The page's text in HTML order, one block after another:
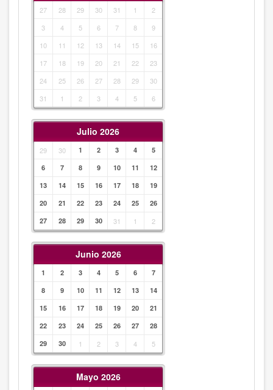
27 28 29 30 31 1
2
3
4 5 6 7 8
9
10
11 12 13 14 15
16
17
18 19 20 21 22
23
24
25 26 27 28 29
30
31
1 2 3 4 5 6
Julio 2026
29 30 1 2 3 4
5
6
7 8 9 10 11
12
13
14 15 16 17 18
19
20
21 22 23 24 25
26
27
28 29 30 31 1 2
Junio 2026
1 2 3 4 5 6
7
8
9 10 11 12 13
14
15
16 17 18 19 20
21
22
23 24 25 26 27
28
29
30 1 2 3 4 5
Mayo 2026